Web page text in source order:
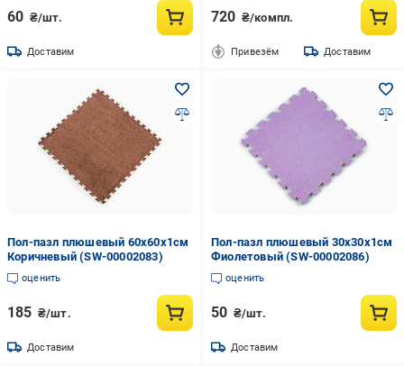
60 ₴/шт.
Доставим
720 ₴/компл.
Привезём Доставим
Пол-пазл плюшевый 60х60х1см
Коричневый (SW-00002083)
оценить
185 ₴/шт.
Доставим
Пол-пазл плюшевый 30х30х1см
Фиолетовый (SW-00002086)
оценить
50 ₴/шт.
Доставим